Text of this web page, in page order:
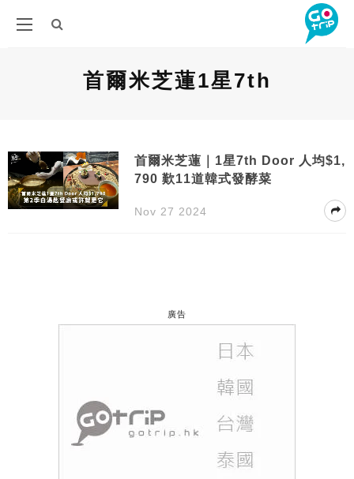
首爾米芝蓮1星7th
首爾米芝蓮｜1星7th Door 人均$1,
790 歎11道韓式發酵菜
Nov 27 2024
廣告